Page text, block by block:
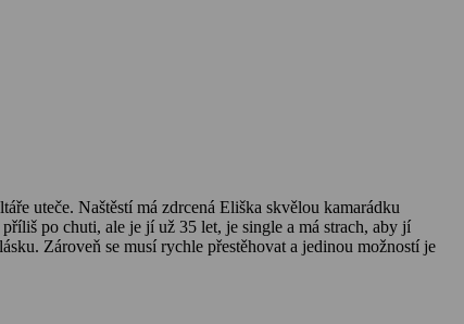
uteče. Naštěstí má zdrcená Eliška skvělou kamarádku
po chuti, ale je jí už 35 let, je single a má strach, aby jí
Zároveň se musí rychle přestěhovat a jedinou možností je